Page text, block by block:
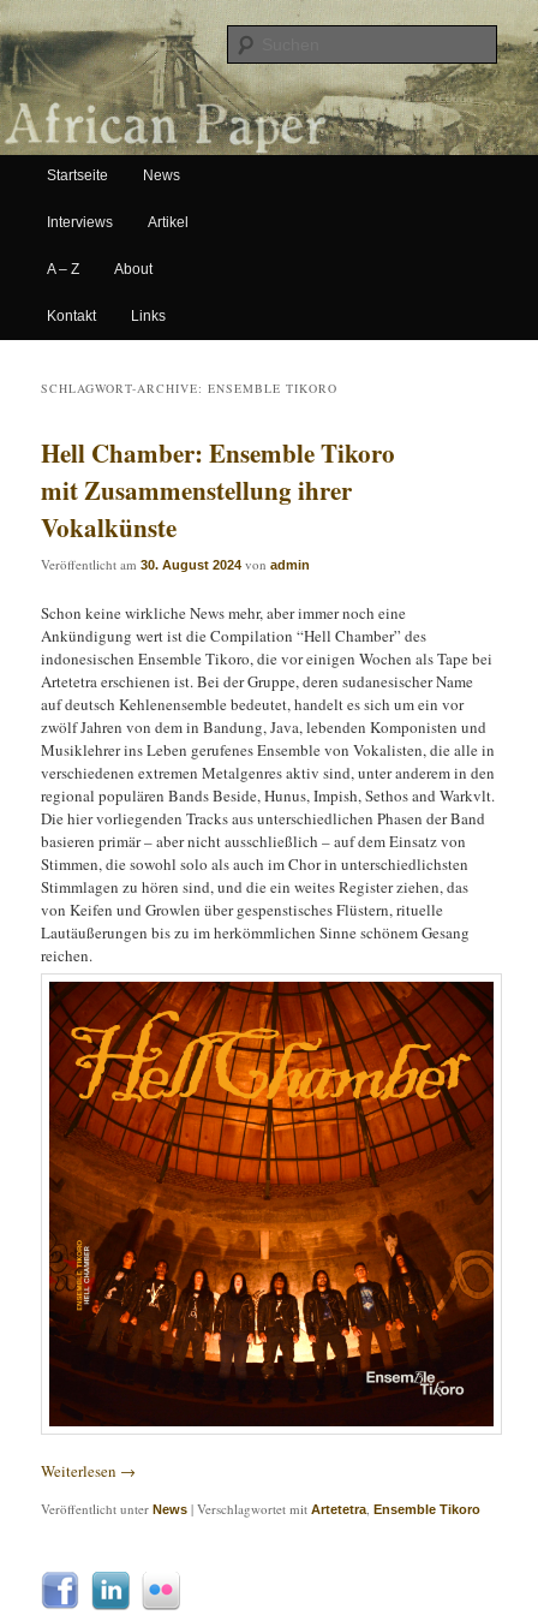
African Paper
Hauptmenü
Zum Inhalt wechseln
Zum sekundären Inhalt wechseln
Startseite News
Interviews Artikel
A – Z About
Kontakt Links
SCHLAGWORT-ARCHIVE:ENSEMBLE TIKORO
Hell Chamber: Ensemble Tikoro
mit Zusammenstellung ihrer
Vokalkünste
Veröffentlicht am30. August 2024 vonadmin
Schon keine wirkliche News mehr, aber immer noch eine
Ankündigung wert ist die Compilation “Hell Chamber” des
indonesischen Ensemble Tikoro, die vor einigen Wochen als Tape bei
Artetetra erschienen ist. Bei der Gruppe, deren sudanesischer Name
auf deutsch Kehlenensemble bedeutet, handelt es sich um ein vor
zwölf Jahren von dem in Bandung, Java, lebenden Komponisten und
Musiklehrer ins Leben gerufenes Ensemble von Vokalisten, die alle in
verschiedenen extremen Metalgenres aktiv sind, unter anderem in den
regional populären Bands Beside, Hunus, Impish, Sethos and Warkvlt.
Die hier vorliegenden Tracks aus unterschiedlichen Phasen der Band
basieren primär – aber nicht ausschließlich – auf dem Einsatz von
Stimmen, die sowohl solo als auch im Chor in unterschiedlichsten
Stimmlagen zu hören sind, und die ein weites Register ziehen, das
von Keifen und Growlen über gespenstisches Flüstern, rituelle
Lautäußerungen bis zu im herkömmlichen Sinne schönem Gesang
reichen.
Weiterlesen →
Veröffentlicht unter News |Verschlagwortet mit Artetetra,Ensemble Tikoro